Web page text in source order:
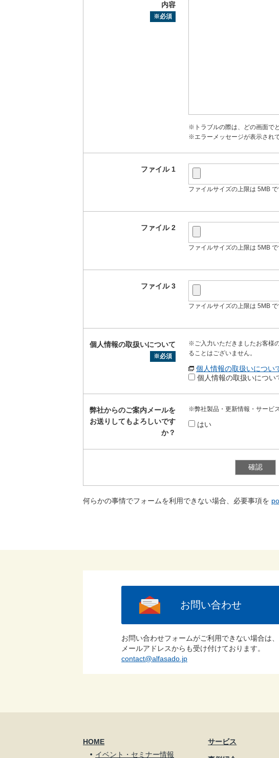
内容
※必須
※トラブルの際は、どの画面で
※エラーメッセージが表示され
ファイル 1
ファイルサイズの上限は 5MB
ファイル 2
ファイルサイズの上限は 5MB
ファイル 3
ファイルサイズの上限は 5MB
個人情報の取扱いについて
※必須
※ご入力いただきましたお客様
ることはございません。
個人情報の取扱いについ
個人情報の取扱いについ
弊社からのご案内メールを
お送りしてもよろしいです
か？
※弊社製品・更新情報・サービ
はい
何らかの事情でフォームを利用できない場合、必要事項を
お問い合わせ
お問い合わせフォームがご利用できない場合は
メールアドレスからも受け付けております。
contact@alfasado.jp
HOME
イベント・セミナー情報
サービス